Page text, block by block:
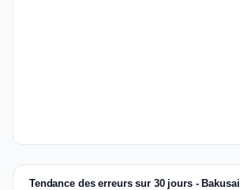
Tendance des erreurs sur 30 jours - Bakusai